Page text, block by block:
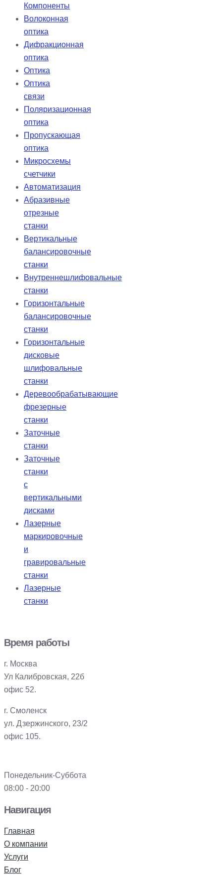
Компоненты
Волоконная
оптика
Дифракционная
оптика
Оптика
Оптика
связи
Поляризационная
оптика
Пропускающая
оптика
Микросхемы
счетчики
Автоматизация
Абразивные
отрезные
станки
Вертикальные
балансировочные
станки
Внутреннешлифовальные
станки
Горизонтальные
балансировочные
станки
Горизонтальные
дисковые
шлифовальные
станки
Деревообрабатывающие
фрезерные
станки
Заточные
станки
Заточные
станки
с
вертикальными
дисками
Лазерные
маркировочные
и
гравировальные
станки
Лазерные
станки
Время работы
г. Москва
Ул Калибровская, 22б
офис 52.
г. Смоленск
ул. Дзержинского, 23/2
офис 105.
Понедельник-Суббота
08:00 - 20:00
Навигация
Главная
О компании
Услуги
Блог